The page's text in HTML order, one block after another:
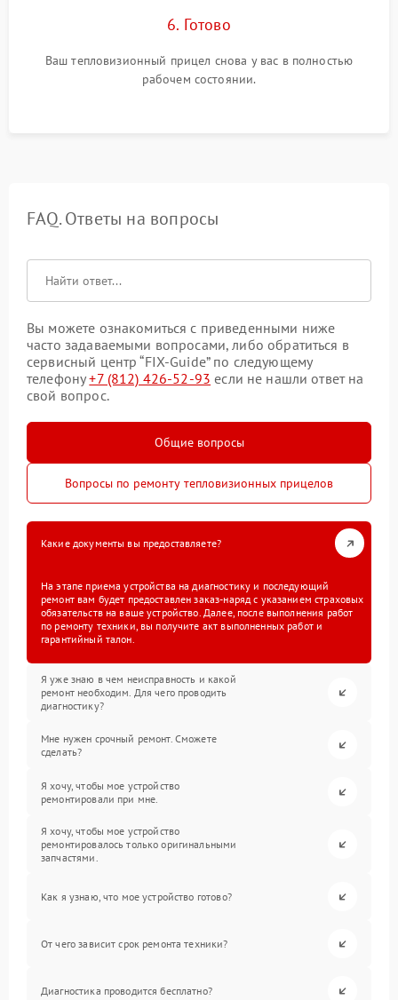
6. Готово
Ваш тепловизионный прицел снова у вас в полностью
рабочем состоянии.
FAQ. Ответы на вопросы
Вы можете ознакомиться с приведенными ниже
часто задаваемыми вопросами, либо обратиться в
сервисный центр “FIX-Guide” по следующему
телефону+7 (812) 426-52-93 если не нашли ответ на
свой вопрос.
Общие вопросы
Вопросы по ремонту тепловизионных прицелов
Какие документы вы предоставляете?
На этапе приема устройства на диагностику и последующий
ремонт вам будет предоставлен заказ-наряд с указанием страховых
обязательств на ваше устройство. Далее, после выполнения работ
по ремонту техники, вы получите акт выполненных работ и
гарантийный талон.
Я уже знаю в чем неисправность и какой
ремонт необходим. Для чего проводить
диагностику?
Мне нужен срочный ремонт. Сможете
сделать?
Я хочу, чтобы мое устройство
ремонтировали при мне.
Я хочу, чтобы мое устройство
ремонтировалось только оригинальными
запчастями.
Как я узнаю, что мое устройство готово?
От чего зависит срок ремонта техники?
Диагностика проводится бесплатно?